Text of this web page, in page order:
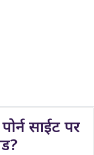
साईट पर